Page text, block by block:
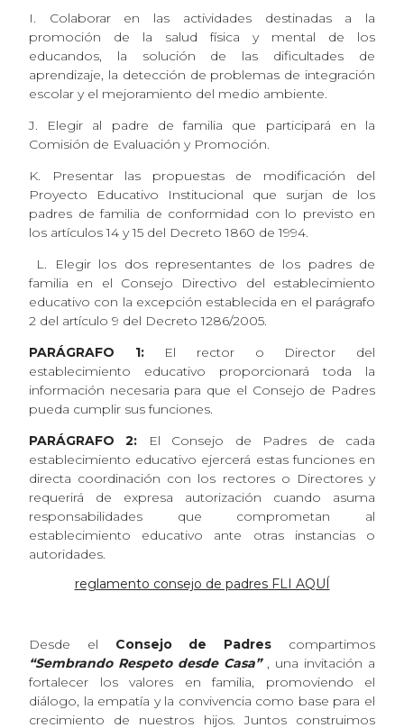
I. Colaborar en las actividades destinadas a la
promoción de la salud física y mental de los
educandos, la solución de las dificultades de
aprendizaje, la detección de problemas de integración
escolar y el mejoramiento del medio ambiente.
J. Elegir al padre de familia que participará en la
Comisión de Evaluación y Promoción.
K. Presentar las propuestas de modificación del
Proyecto Educativo Institucional que surjan de los
padres de familia de conformidad con lo previsto en
los artículos 14 y 15 del Decreto 1860 de 1994.
L. Elegir los dos representantes de los padres de
familia en el Consejo Directivo del establecimiento
educativo con la excepción establecida en el parágrafo
2 del artículo 9 del Decreto 1286/2005.
PARÁGRAFO 1:El rector o Director del
establecimiento educativo proporcionará toda la
información necesaria para que el Consejo de Padres
pueda cumplir sus funciones.
PARÁGRAFO 2: El Consejo de Padres de cada
establecimiento educativo ejercerá estas funciones en
directa coordinación con los rectores o Directores y
requerirá de expresa autorización cuando asuma
responsabilidades que comprometan al
establecimiento educativo ante otras instancias o
autoridades.
reglamento consejo de padres FLI AQUÍ
Desde el Consejo de Padres compartimos
“Sembrando Respeto desde Casa” , una invitación a
fortalecer los valores en familia, promoviendo el
diálogo, la empatía y la convivencia como base para el
crecimiento de nuestros hijos. Juntos construimos